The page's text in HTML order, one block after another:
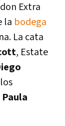
Extra
la bodega
La cata
, Estate
Paula